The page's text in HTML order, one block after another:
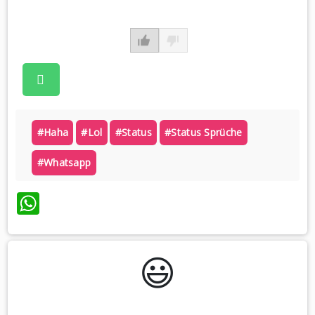
#haha #lol #status #status Sprüche
#whatsapp
WhatsApp
😃️